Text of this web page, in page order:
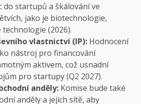
do startupů a škálování ve
jako je biotechnologie,
(2026).
vlastnictví (IP): Hodnocení
nástroj pro financování
aktivem, což usnadní
pro startupy (Q2 2027).
anděly: Komise bude také
anděly a jejich sítě, aby